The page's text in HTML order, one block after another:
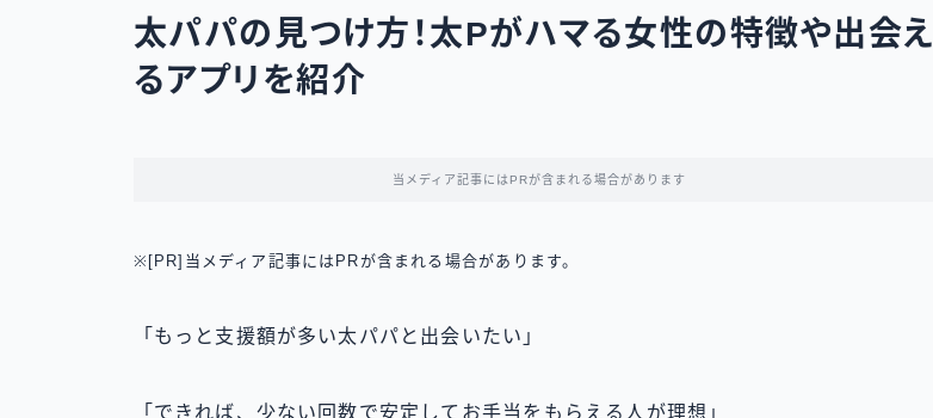
太パパの見つけ方！太Pがハマる女性の特徴や出会え
るアプリを紹介
当メディア記事にはPRが含まれる場合があります
※[PR]当メディア記事にはPRが含まれる場合があります。
「もっと支援額が多い太パパと出会いたい」
「できれば、少ない回数で安定してお手当をもらえる人が理想」